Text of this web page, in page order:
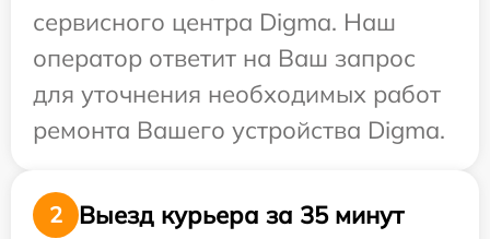
сервисного центра Digma. Наш
оператор ответит на Ваш запрос
для уточнения необходимых работ
ремонта Вашего устройства Digma.
2
Выезд курьера за 35 минут